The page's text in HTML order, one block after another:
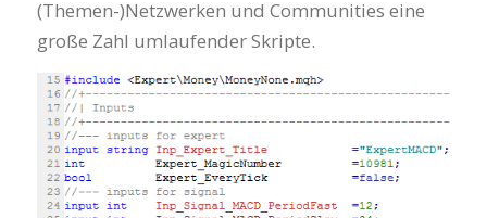
(Themen-)Netzwerken und Communities eine
große Zahl umlaufender Skripte.